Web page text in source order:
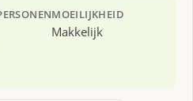
MOEILIJKHEID
Makkelijk